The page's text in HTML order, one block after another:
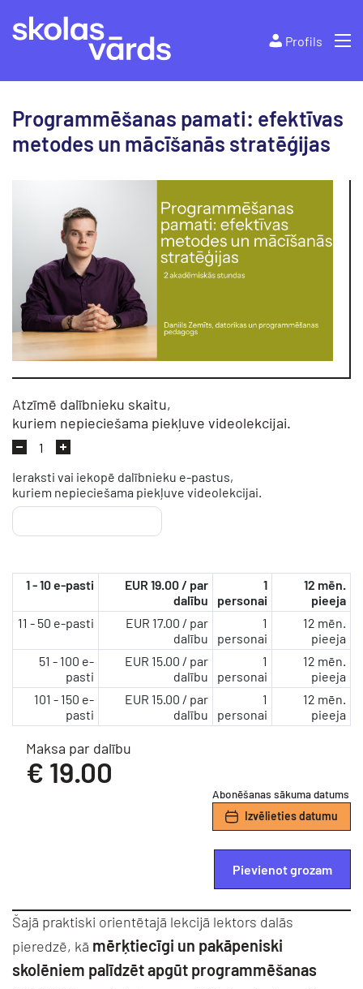
Profils
Programmēšanas pamati: efektīvas
metodes un mācīšanās stratēģijas
Atzīmē dalībnieku skaitu,
kuriem nepieciešama piekļuve videolekcijai.
Ieraksti vai iekopē dalībnieku e-pastus,
kuriem nepieciešama piekļuve videolekcijai.
1 - 10 e-pasti
EUR 19.00 / par
dalību
1
personai
12 mēn.
pieeja
11 - 50 e-pasti
EUR 17.00 / par
dalību
1
personai
12 mēn.
pieeja
51 - 100 e-
pasti
EUR 15.00 / par
dalību
1
personai
12 mēn.
pieeja
101 - 150 e-
pasti
EUR 15.00 / par
dalību
1
personai
12 mēn.
pieeja
Maksa par dalību
€ 19.00
Abonēšanas sākuma datums
Izvēlieties datumu
Pievienot grozam
Šajā praktiski orientētajā lekcijā lektors dalās
pieredzē, kā mērķtiecīgi un pakāpeniski
skolēniem palīdzēt apgūt programmēšanas